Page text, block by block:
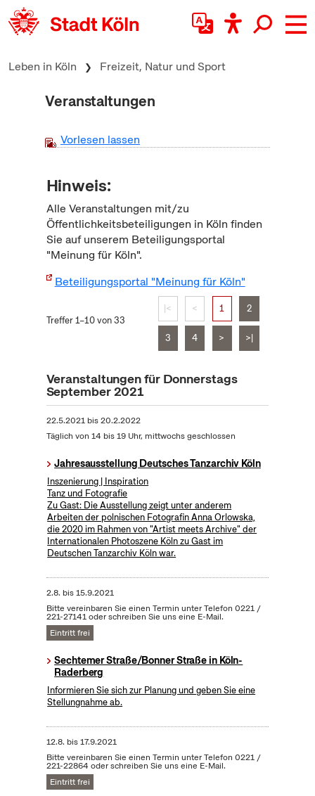
zum Inhalt springen
Leben in Köln Freizeit, Natur und Sport
Veranstaltungen
Vorlesen lassen
Hinweis:
Alle Veranstaltungen mit/zu
Öffentlichkeitsbeteiligungen in Köln finden
Sie auf unserem Beteiligungsportal
"Meinung für Köln".
Beteiligungsportal "Meinung für Köln"
Treffer 1–10 von 33
|< < 1 2
3 4 > >|
Veranstaltungen für Donnerstags
September 2021
22.5.2021bis20.2.2022
Täglich von 14 bis 19 Uhr, mittwochs geschlossen
Jahresausstellung Deutsches Tanzarchiv Köln
Inszenierung | Inspiration
Tanz und Fotografie
Zu Gast: Die Ausstellung zeigt unter anderem
Arbeiten der polnischen Fotografin Anna Orlowska,
die 2020 im Rahmen von "Artist meets Archive" der
Internationalen Photoszene Köln zu Gast im
Deutschen Tanzarchiv Köln war.
2.8. bis15.9.2021
Bitte vereinbaren Sie einen Termin unter Telefon 0221 /
221-27141 oder schreiben Sie uns eine E-Mail.
Eintritt frei
Sechtemer Straße/Bonner Straße in Köln-
Raderberg
Informieren Sie sich zur Planung und geben Sie eine
Stellungnahme ab.
12.8. bis17.9.2021
Bitte vereinbaren Sie einen Termin unter Telefon 0221 /
221-22864 oder schreiben Sie uns eine E-Mail.
Eintritt frei